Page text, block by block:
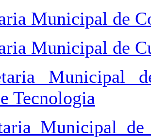
Municipal de
Municipal de
Municipal
Tecnologia
Municipal